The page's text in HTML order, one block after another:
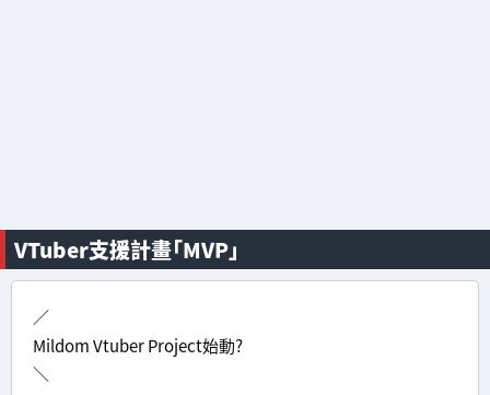
VTuber支援計畫「MVP」
／
Mildom Vtuber Project始動?
＼